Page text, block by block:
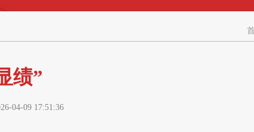
绩”
04-09 17:51:36